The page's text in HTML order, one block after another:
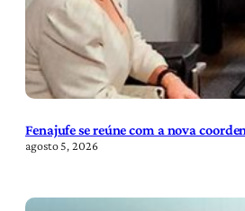
Fenajufe se reúne com a nova
agosto 5, 2026